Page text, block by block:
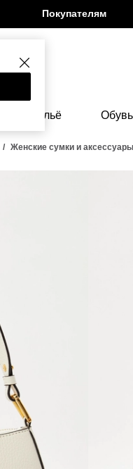
Покупателям
Бельё Обувь
Женские сумки и аксессуары